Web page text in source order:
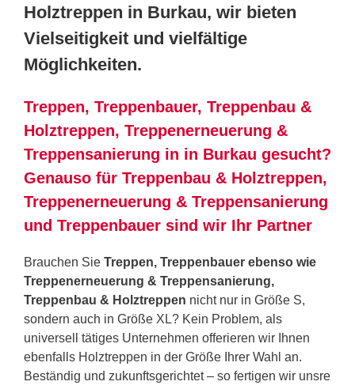
Holztreppen in Burkau, wir bieten
Vielseitigkeit und vielfältige
Möglichkeiten.
Treppen, Treppenbauer, Treppenbau &
Holztreppen, Treppenerneuerung &
Treppensanierung in in Burkau gesucht?
Genauso für Treppenbau & Holztreppen,
Treppenerneuerung & Treppensanierung
und Treppenbauer sind wir Ihr Partner
Brauchen Sie Treppen, Treppenbauer ebenso wie
Treppenerneuerung & Treppensanierung,
Treppenbau & Holztreppen nicht nur in Größe S,
sondern auch in Größe XL? Kein Problem, als
universell tätiges Unternehmen offerieren wir Ihnen
ebenfalls Holztreppen in der Größe Ihrer Wahl an.
Beständig und zukunftsgerichtet – so fertigen wir unsre